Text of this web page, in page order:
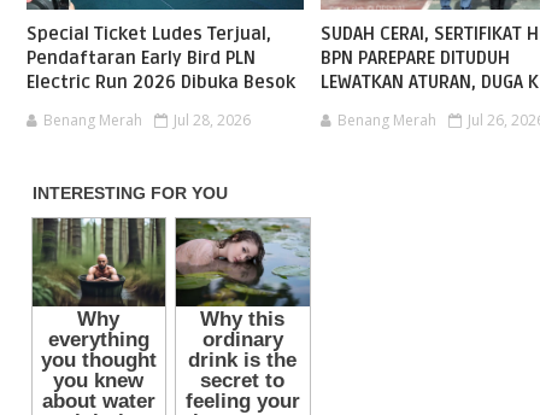
Special Ticket Ludes Terjual,
Pendaftaran Early Bird PLN
Electric Run 2026 Dibuka Besok
Benang Merah Jul 28, 2026
SUDAH CERAI, SERTIFIKAT
BPN PAREPARE DITUDUH
LEWATKAN ATURAN, DUGA
Benang Merah Jul 26,